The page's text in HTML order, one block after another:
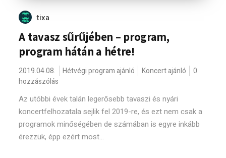
tixa
A tavasz sűrűjében – program,
program hátán a hétre!
2019.04.08. Hétvégi program ajánló Koncert ajánló
0
hozzászólás
Az utóbbi évek talán legerősebb tavaszi és nyári
koncertfelhozatala sejlik fel 2019-re, és ezt nem csak a
programok minőségében de számában is egyre inkább
érezzük, épp ezért most...